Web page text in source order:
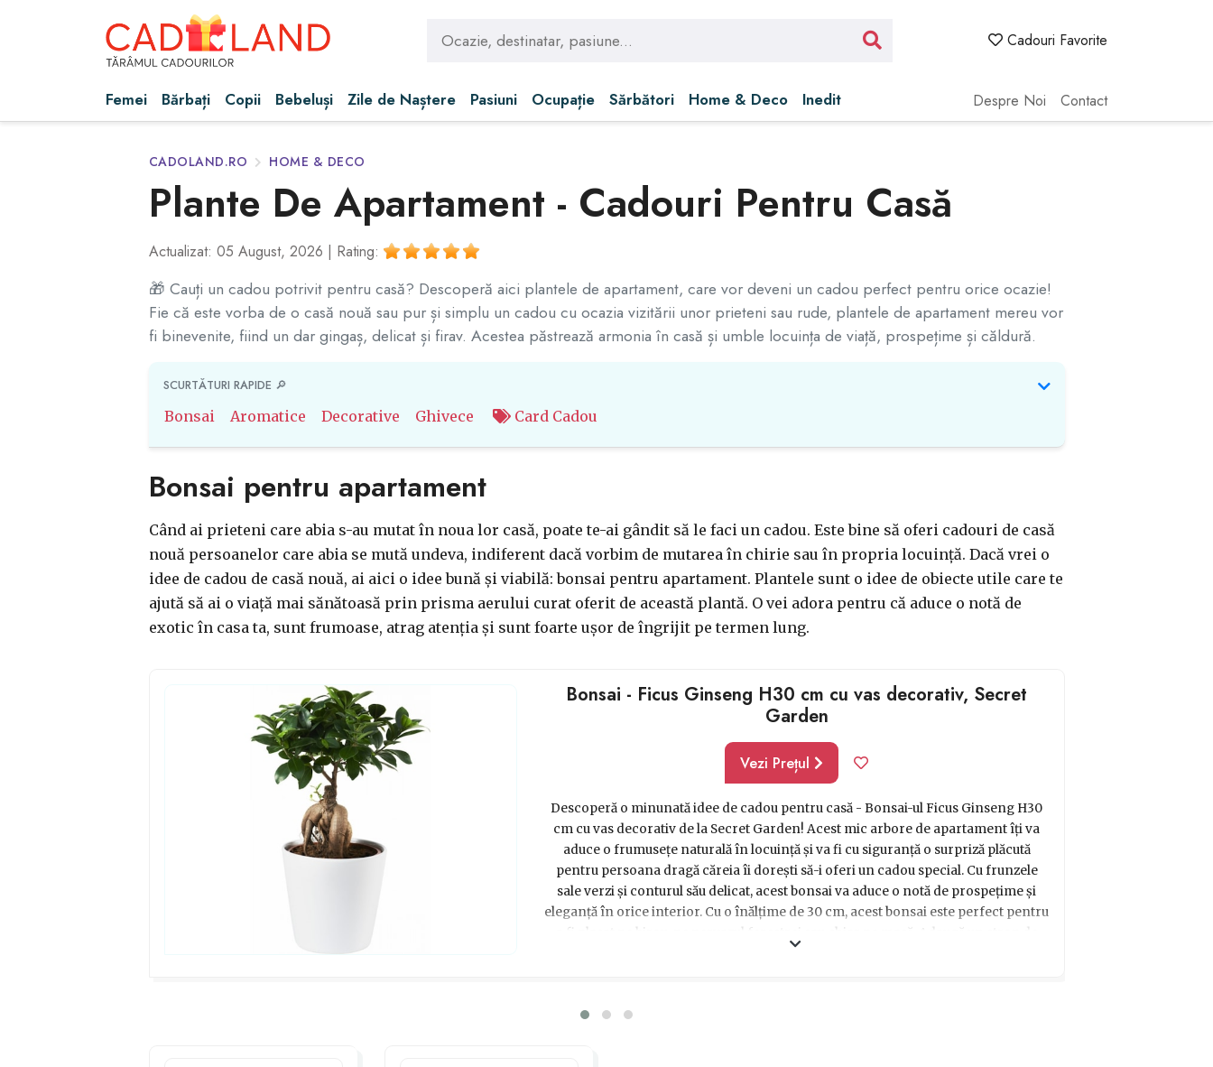
Cadouri Favorite
Femei Bărbați Copii Bebeluși Zile de Naștere Pasiuni Ocupație Sărbători Home & Deco Inedit Despre Noi Contact
CADOLAND.RO HOME & DECO
Plante De Apartament - Cadouri Pentru Casă
Actualizat: 05 August, 2026 | Rating:
🎁 Cauți un cadou potrivit pentru casă? Descoperă aici plantele de apartament, care vor deveni un cadou perfect pentru orice ocazie!
Fie că este vorba de o casă nouă sau pur și simplu un cadou cu ocazia vizitării unor prieteni sau rude, plantele de apartament mereu vor
fi binevenite, fiind un dar gingaș, delicat și firav. Acestea păstrează armonia în casă și umble locuința de viață, prospețime și căldură.
SCURTĂTURI RAPIDE 🔎
Bonsai Aromatice Decorative Ghivece Card Cadou
Bonsai pentru apartament
Când ai prieteni care abia s-au mutat în noua lor casă, poate te-ai gândit să le faci un cadou. Este bine să oferi cadouri de casă
nouă persoanelor care abia se mută undeva, indiferent dacă vorbim de mutarea în chirie sau în propria locuință. Dacă vrei o
idee de cadou de casă nouă, ai aici o idee bună și viabilă: bonsai pentru apartament. Plantele sunt o idee de obiecte utile care te
ajută să ai o viață mai sănătoasă prin prisma aerului curat oferit de această plantă. O vei adora pentru că aduce o notă de
exotic în casa ta, sunt frumoase, atrag atenția și sunt foarte ușor de îngrijit pe termen lung.
Bonsai - Ficus Ginseng H30 cm cu vas decorativ, Secret
Garden
Vezi Prețul
Descoperă o minunată idee de cadou pentru casă - Bonsai-ul Ficus Ginseng H30
cm cu vas decorativ de la Secret Garden! Acest mic arbore de apartament îți va
aduce o frumusețe naturală în locuință și va fi cu siguranță o surpriză plăcută
pentru persoana dragă căreia îi dorești să-i oferi un cadou special. Cu frunzele
sale verzi și conturul său delicat, acest bonsai va aduce o notă de prospețime și
eleganță în orice interior. Cu o înălțime de 30 cm, acest bonsai este perfect pentru
a fi plasat pe birou, pe pervazul ferestrei sau chiar pe masă. Adaugă un strop de